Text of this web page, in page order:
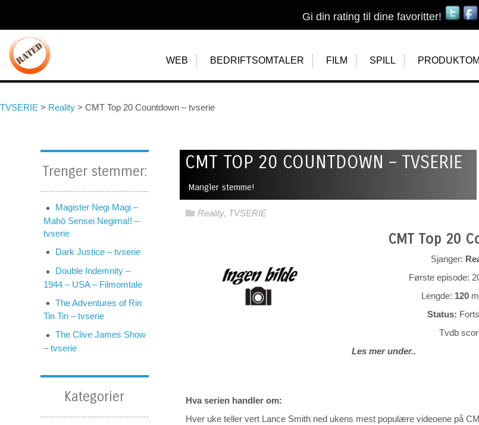
Gi din rating til dine favoritter!
WEB BEDRIFTSOMTALER FILM SPILL
TVSERIE > Reality > CMT Top 20 Countdown – tvserie
Trenger stemmer:
Magister Negi Magi –
Mahō Sensei Negima!! –
tvserie
Dark Justice – tvserie
Double Indemnity –
1944 – USA – Filmomtale
The Adventures of Rin
Tin Tin – tvserie
The Clive James Show
– tvserie
Kategorier
CMT TOP 20 COUNTDOWN – TVSERIE
Mangler stemme!
Reality, TVSERIE
CMT Top 20
Sjanger:
Første episode:
Lengde: 120
Status:
Tvdb
Les mer under..
Hva serien handler om:
Hver uke teller vert Lance Smith ned ukens mest populære videoene på